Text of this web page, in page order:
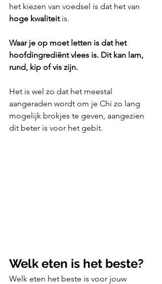
het kiezen van voedsel is dat het van
hoge kwaliteit is.
Waar je op moet letten is dat het
hoofdingrediënt vlees is. Dit kan lam,
rund, kip of vis zijn.
Het is wel zo dat het meestal
aangeraden wordt om je Chi zo lang
mogelijk brokjes te geven, aangezien
dit beter is voor het gebit.
Welk eten is het beste?
Welk eten het beste is voor jouw